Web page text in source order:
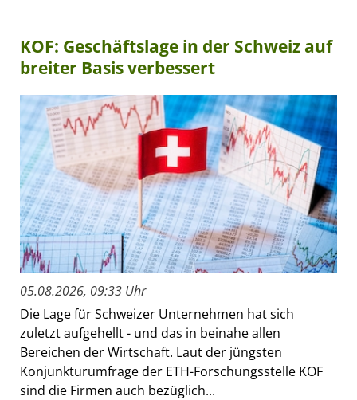
KOF: Geschäftslage in der Schweiz auf
breiter Basis verbessert
05.08.2026, 09:33 Uhr
Die Lage für Schweizer Unternehmen hat sich
zuletzt aufgehellt - und das in beinahe allen
Bereichen der Wirtschaft. Laut der jüngsten
Konjunkturumfrage der ETH-Forschungsstelle KOF
sind die Firmen auch bezüglich...